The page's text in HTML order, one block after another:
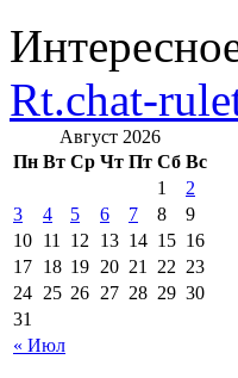
Rt.chat-
Август 2026
Пн Вт Ср Чт Пт Сб Вс
« Июл
1
2
3
4 5 6 7 8
9
10 11 12 13 14 15 16
17 18 19 20 21 22 23
24 25 26 27 28 29 30
31